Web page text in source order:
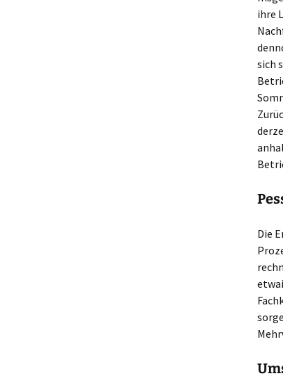
ihre
sich
Die